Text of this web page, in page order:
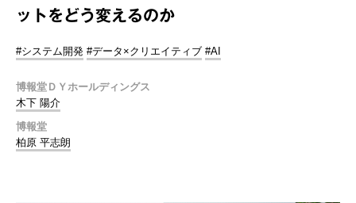
ットをどう変えるのか
#システム開発 #データ×クリエイティブ #AI
博報堂ＤＹホールディングス
木下 陽介
博報堂
柏原 平志朗